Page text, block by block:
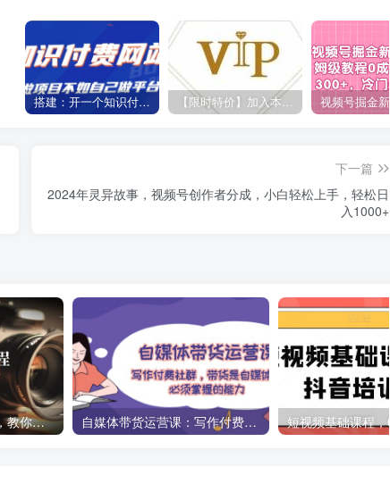
搭建：开一个知识付费资源网站，24小时全自动赚钱！ 【限时特价】加入本站VIP会员，海量最新各大团队网赚内部教程全免费，每天持续更新！
下一篇
2024年灵异故事，视频号创作者分成，小白轻松上手，轻松日
入1000+
摄影师IP营第5期课程，教你如何涨粉变现，让摄影事业照亮未来（39节课） 自媒体带货运营课：写作付费社群，带货是自媒体人必须掌握的能力